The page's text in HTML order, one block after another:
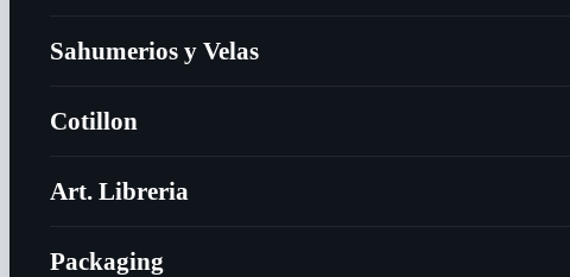
Sahumerios y Velas
Cotillon
Art. Libreria
Packaging